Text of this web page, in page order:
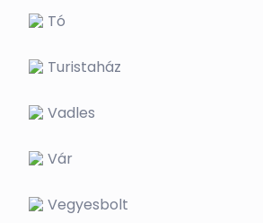
Tó
Turistaház
Vadles
Vár
Vegyesbolt